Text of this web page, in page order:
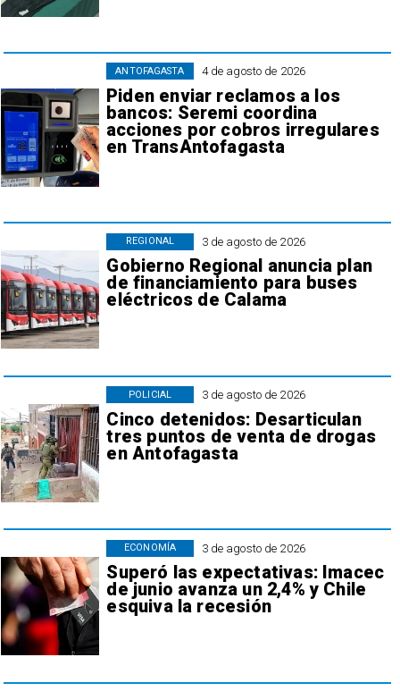
4 de agosto de 2026
Piden enviar reclamos a los
bancos: Seremi coordina
acciones por cobros irregulares
en TransAntofagasta
ANTOFAGASTA
3 de agosto de 2026
Gobierno Regional anuncia plan
de financiamiento para buses
eléctricos de Calama
REGIONAL
3 de agosto de 2026
Cinco detenidos: Desarticulan
tres puntos de venta de drogas
en Antofagasta
POLICIAL
3 de agosto de 2026
Superó las expectativas: Imacec
de junio avanza un 2,4% y Chile
esquiva la recesión
ECONOMÍA